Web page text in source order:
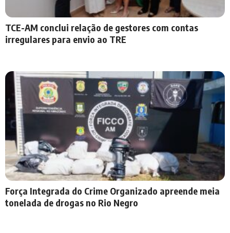
TCE-AM conclui relação de gestores com contas
irregulares para envio ao TRE
Força Integrada do Crime Organizado apreende meia
tonelada de drogas no Rio Negro